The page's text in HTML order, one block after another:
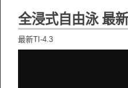
全浸式自由泳 最
最新TI-4.3